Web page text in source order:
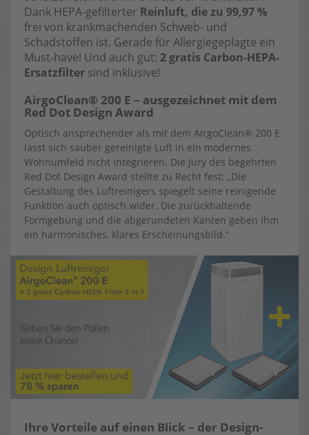
Dank HEPA-gefilterter Reinluft, die zu 99,97 %
frei von krankmachenden Schweb- und
Schadstoffen ist. Gerade für Allergiegeplagte ein
Must-have! Und auch gut: 2 gratis Carbon-HEPA-
Ersatzfilter sind inklusive!
AirgoClean® 200 E – ausgezeichnet mit dem
Red Dot Design Award
Optisch ansprechender als mit dem AirgoClean® 200 E
lässt sich sauber gereinigte Luft in ein modernes
Wohnumfeld nicht integrieren. Die Jury des begehrten
Red Dot Design Award stellte zu Recht fest: „Die
Gestaltung des Luftreinigers spiegelt seine reinigende
Funktion auch optisch wider. Die zurückhaltende
Formgebung und die abgerundeten Kanten geben ihm
ein harmonisches, klares Erscheinungsbild.“
Ihre Vorteile auf einen Blick – der Design-